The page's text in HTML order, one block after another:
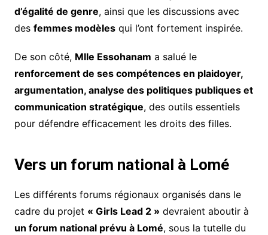
d’égalité de genre, ainsi que les discussions avec
des femmes modèlesqui l’ont fortement inspirée.
De son côté, Mlle Essohanam a salué le
renforcement de ses compétences en plaidoyer,
argumentation, analyse des politiques publiques et
communication stratégique, des outils essentiels
pour défendre efficacement les droits des filles.
Vers un forum national à Lomé
Les différents forums régionaux organisés dans le
cadre du projet « Girls Lead 2 » devraient aboutir à
un forum national prévu à Lomé, sous la tutelle du